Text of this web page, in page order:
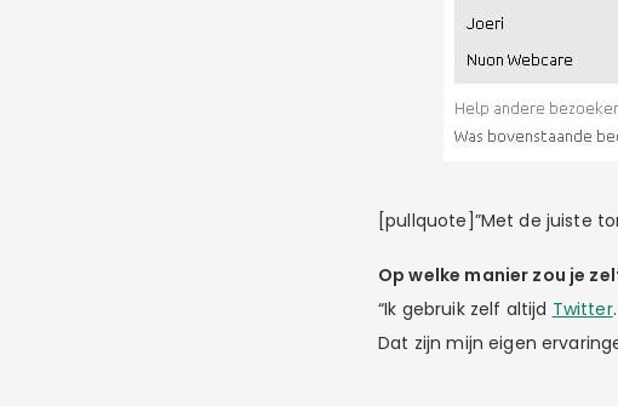
[pullquote]”Met de juiste
Op welke manier zou je
“Ik gebruik zelf altijd Twitter
Dat zijn mijn eigen